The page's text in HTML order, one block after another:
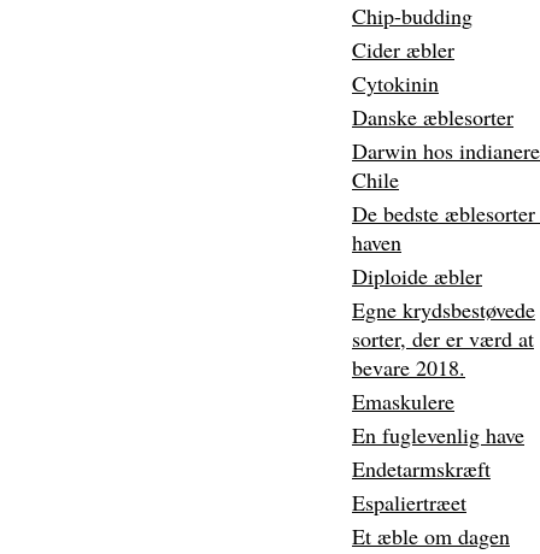
Chip-budding
Cider æbler
Cytokinin
Danske æblesorter
Darwin hos
Chile
De bedste
haven
Diploide æbler
Egne krydsbestøvede
sorter, der er værd at
bevare 2018.
Emaskulere
En fuglevenlig have
Endetarmskræft
Espaliertræet
Et æble om dagen